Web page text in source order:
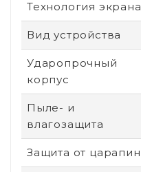
Технология экрана
Вид устройства
Ударопрочный
корпус
Пыле- и
влагозащита
Защита от царапин